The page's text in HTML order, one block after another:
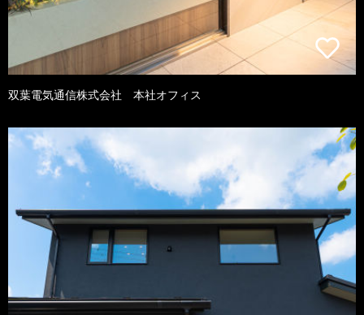
双葉電気通信株式会社 本社オフィス